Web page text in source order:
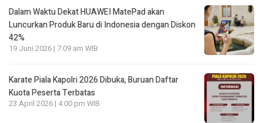
Dalam Waktu Dekat HUAWEI MatePad akan
Luncurkan Produk Baru di Indonesia dengan Diskon
42%
19 Juni 2026 | 7:09 am WIB
Karate Piala Kapolri 2026 Dibuka, Buruan Daftar
Kuota Peserta Terbatas
23 April 2026 | 4:00 pm WIB